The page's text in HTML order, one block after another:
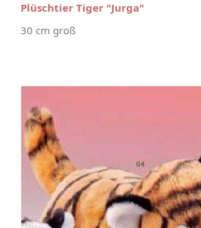
Plüschtier Tiger "Jurga"
30 cm groß